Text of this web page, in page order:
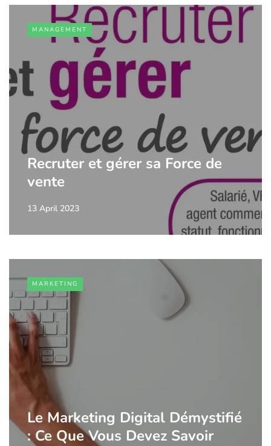
MANAGEMENT
Recruter et gérer sa Force de
vente
13 April 2023
MARKETING
Le Marketing Digital Démystifié
: Ce Que Vous Devez Savoir